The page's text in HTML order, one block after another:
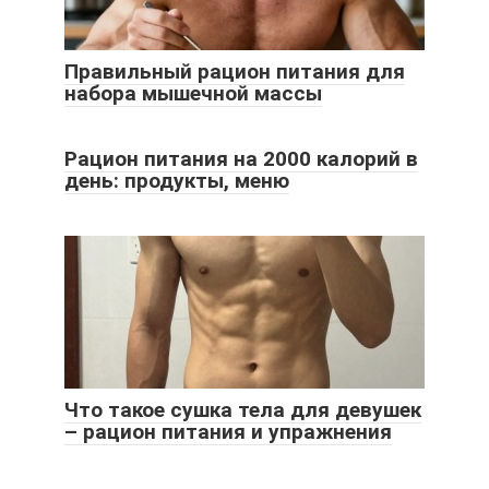
Правильный рацион питания для
набора мышечной массы
Рацион питания на 2000 калорий в
день: продукты, меню
Что такое сушка тела для девушек
– рацион питания и упражнения